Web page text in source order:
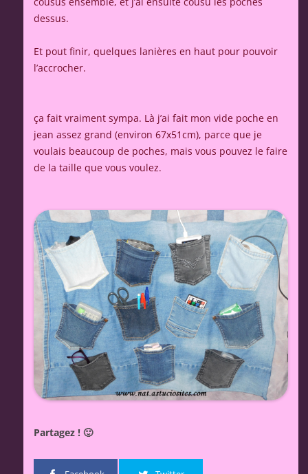
dessus.
Et pout finir, quelques lanières en haut pour pouvoir
l’accrocher.
ça fait vraiment sympa. Là j’ai fait mon vide poche en
jean assez grand (environ 67x51cm), parce que je
voulais beaucoup de poches, mais vous pouvez le faire
de la taille que vous voulez.
Partagez ! 🙂